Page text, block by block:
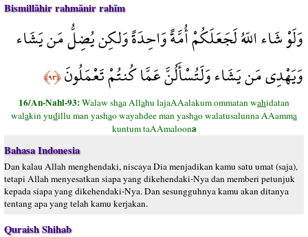
Bismillāhir rahmānir rahīm
وَلَوْ شَاء اللّهُ لَجَعَلَكُمْ أُمَّةً وَاحِدَةً وَلكِن يُضِلُّ مَن يَشَاء
وَيَهْدِي مَن يَشَاء وَلَتُسْأَلُنَّ عَمَّا كُنتُمْ تَعْمَلُونَ﴿٩٣﴾
16/An-Nahl-93:Walaw shaa Allahu lajaAAalakum ommatan wahidatan
walakin yudillu man yashao wayahdee man yashao walatusalunna AAamma
kuntum taAAmaloona
Bahasa Indonesia
Dan kalau Allah menghendaki, niscaya Dia menjadikan kamu satu umat (saja),
tetapi Allah menyesatkan siapa yang dikehendaki-Nya dan memberi petunjuk
kepada siapa yang dikehendaki-Nya. Dan sesungguhnya kamu akan ditanya
tentang apa yang telah kamu kerjakan.
Quraish Shihab